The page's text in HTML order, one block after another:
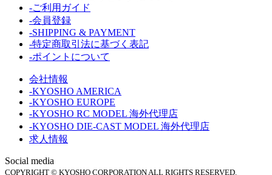
-ご利用ガイド
-会員登録
-SHIPPING & PAYMENT
-特定商取引法に基づく表記
-ポイントについて
会社情報
-KYOSHO AMERICA
-KYOSHO EUROPE
-KYOSHO RC MODEL 海外代理店
-KYOSHO DIE-CAST MODEL 海外代理店
求人情報
Social media
COPYRIGHT © KYOSHO CORPORATION ALL RIGHTS RESERVED.